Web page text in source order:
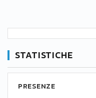
STATISTICHE
PRESENZE